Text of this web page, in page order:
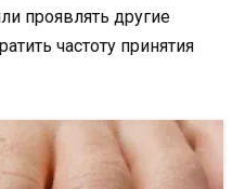
проявлять другие
частоту принятия